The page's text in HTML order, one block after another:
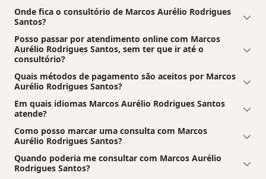
Onde fica o consultório de Marcos Aurélio Rodrigues
Santos?
Posso passar por atendimento online com Marcos
Aurélio Rodrigues Santos, sem ter que ir até o
consultório?
Quais métodos de pagamento são aceitos por Marcos
Aurélio Rodrigues Santos?
Em quais idiomas Marcos Aurélio Rodrigues Santos
atende?
Como posso marcar uma consulta com Marcos
Aurélio Rodrigues Santos?
Quando poderia me consultar com Marcos Aurélio
Rodrigues Santos?